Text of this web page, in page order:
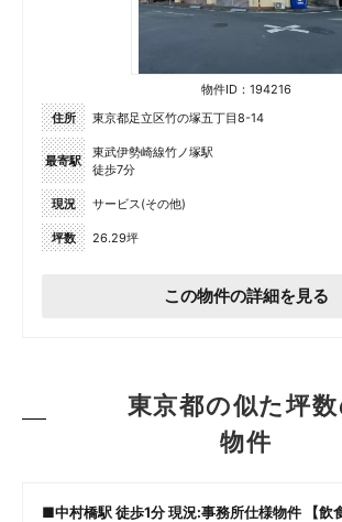
物件ID：194216
住所
東京都足立区竹の塚五丁目8-14
最寄駅
東武伊勢崎線竹ノ塚駅
徒歩7分
現況 サービス(その他)
坪数 26.29坪
この物件の詳細を見る
東京都の似た坪
物件
■中村橋駅 徒歩1分 現況:事務所仕様物件 【飲